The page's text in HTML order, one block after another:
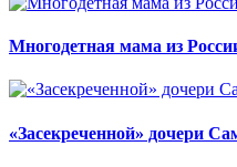
Многодетная мама из
«Засекреченной» дочери